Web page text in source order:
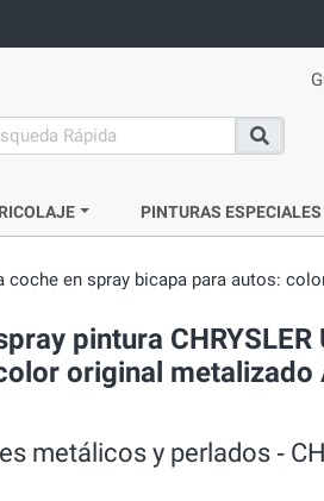
Buscar
PINTURAS ESPECIALES
coche en spray bicapa para autos:
pintura CHRYSLER
original metalizado
y perlados ‐